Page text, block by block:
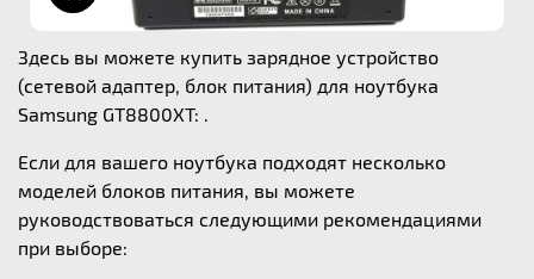
Здесь вы можете купить зарядное устройство
(сетевой адаптер, блок питания) для ноутбука
Samsung GT8800XT: .
Если для вашего ноутбука подходят несколько
моделей блоков питания, вы можете
руководствоваться следующими рекомендациями
при выборе: